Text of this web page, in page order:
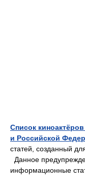
Список
и Российской
статей, созданный
Данное
информационные